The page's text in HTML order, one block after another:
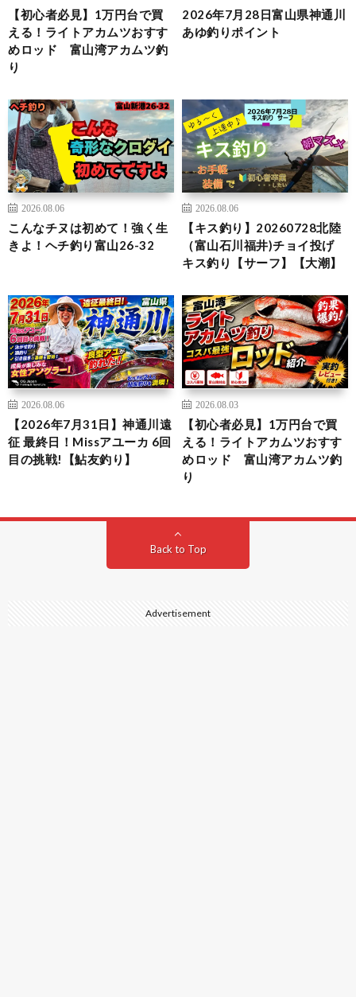
【初心者必見】1万円台で買
える！ライトアカムツおすす
めロッド 富山湾アカムツ釣
り
2026年7月28日富山県神通川
あゆ釣りポイント
2026.08.06
こんなチヌは初めて！強く生
きよ！ヘチ釣り富山26-32
2026.08.06
【キス釣り】20260728北陸
（富山石川福井)チョイ投げ
キス釣り【サーフ】【大潮】
2026.08.06
【2026年7月31日】神通川遠
征 最終日！Missアユーカ 6回
目の挑戦!【鮎友釣り】
2026.08.03
【初心者必見】1万円台で買
える！ライトアカムツおすす
めロッド 富山湾アカムツ釣
り
Back to Top
Advertisement